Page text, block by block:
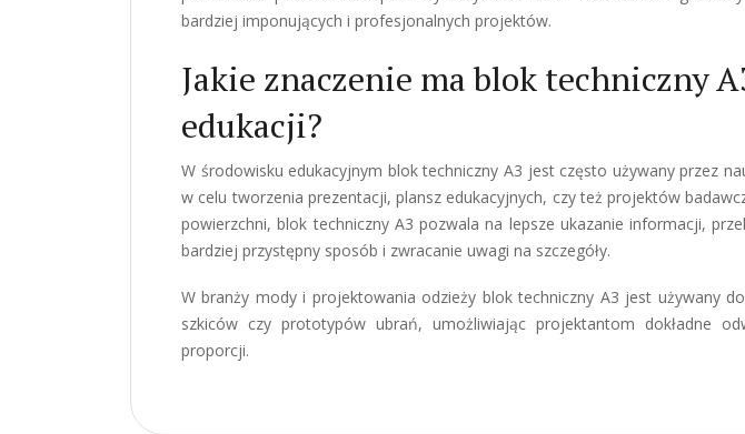
bardziej imponujących i profesjonalnych projektów.
Jakie znaczenie ma blok techniczny
edukacji?
W środowisku edukacyjnym blok techniczny A3 jest często używany przez
w celu tworzenia prezentacji, plansz edukacyjnych, czy też projektów
powierzchni, blok techniczny A3 pozwala na lepsze ukazanie informacji,
bardziej przystępny sposób i zwracanie uwagi na szczegóły.
W branży mody i projektowania odzieży blok techniczny A3 jest używany
szkiców czy prototypów ubrań, umożliwiając projektantom dokładne
proporcji.